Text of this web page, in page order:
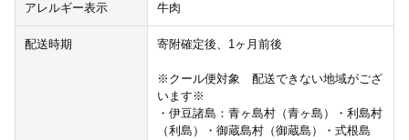
アレルギー表示 牛肉
配送時期 寄附確定後、1ヶ月前後
※クール便対象 配送できない地域がござ
います※
・伊豆諸島：青ヶ島村（青ヶ島）・利島村
（利島）・御蔵島村（御蔵島）・式根島